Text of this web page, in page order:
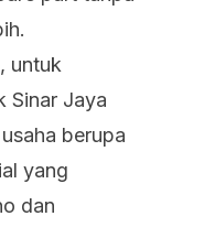
untuk
Sinar Jaya
berupa
yang
dan